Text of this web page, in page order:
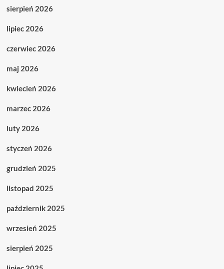
sierpień 2026
lipiec 2026
czerwiec 2026
maj 2026
kwiecień 2026
marzec 2026
luty 2026
styczeń 2026
grudzień 2025
listopad 2025
październik 2025
wrzesień 2025
sierpień 2025